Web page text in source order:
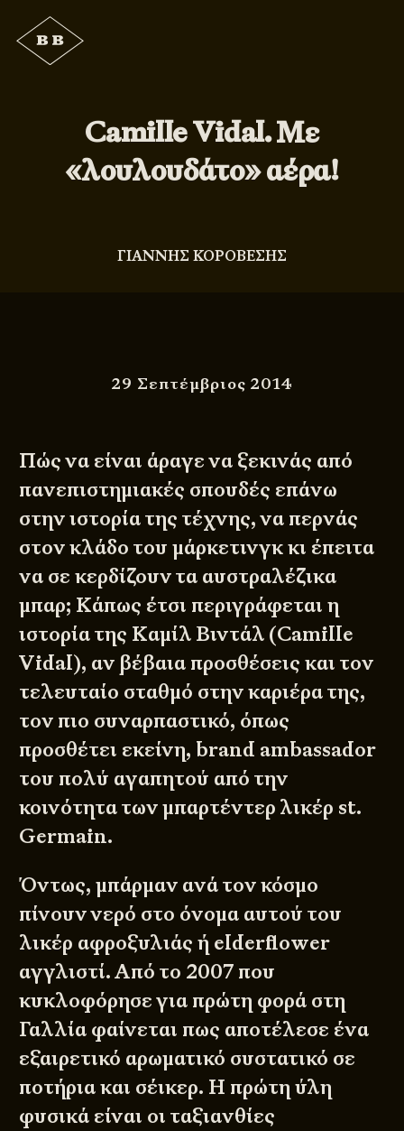
Camille Vidal. Με
«λουλουδάτο» αέρα!
ΓΙΑΝΝΗΣ ΚΟΡΟΒΕΣΗΣ
29 Σεπτέμβριος 2014
Πώς να είναι άραγε να ξεκινάς από
πανεπιστημιακές σπουδές επάνω
στην ιστορία της τέχνης, να περνάς
στον κλάδο του μάρκετινγκ κι έπειτα
να σε κερδίζουν τα αυστραλέζικα
μπαρ; Κάπως έτσι περιγράφεται η
ιστορία της Καμίλ Βιντάλ (Camille
Vidal), αν βέβαια προσθέσεις και τον
τελευταίο σταθμό στην καριέρα της,
τον πιο συναρπαστικό, όπως
προσθέτει εκείνη, brand ambassador
του πολύ αγαπητού από την
κοινότητα των μπαρτέντερ λικέρ st.
Germain.
Όντως, μπάρμαν ανά τον κόσμο
πίνουν νερό στο όνομα αυτού του
λικέρ αφροξυλιάς ή elderflower
αγγλιστί. Από το 2007 που
κυκλοφόρησε για πρώτη φορά στη
Γαλλία φαίνεται πως αποτέλεσε ένα
εξαιρετικό αρωματικό συστατικό σε
ποτήρια και σέικερ. Η πρώτη ύλη
φυσικά είναι οι ταξιανθίες